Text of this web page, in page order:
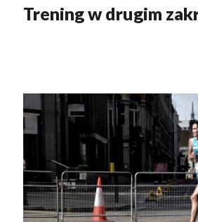
Trening w drugim